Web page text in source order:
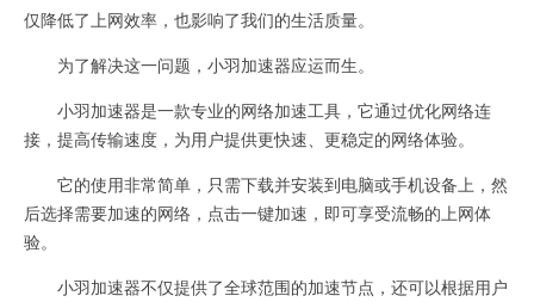
仅降低了上网效率，也影响了我们的生活质量。
为了解决这一问题，小羽加速器应运而生。
小羽加速器是一款专业的网络加速工具，它通过优化网络连
接，提高传输速度，为用户提供更快速、更稳定的网络体验。
它的使用非常简单，只需下载并安装到电脑或手机设备上，然
后选择需要加速的网络，点击一键加速，即可享受流畅的上网体
验。
小羽加速器不仅提供了全球范围的加速节点，还可以根据用户